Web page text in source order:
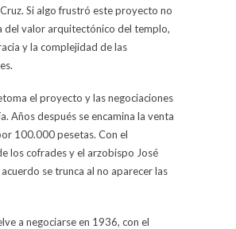
Si algo frustró este proyecto no
del valor arquitectónico del templo,
y la complejidad de las
el proyecto y las negociaciones
Años después se encamina la venta
100.000 pesetas. Con el
los cofrades y el arzobispo José
se trunca al no aparecer las
a negociarse en 1936, con el